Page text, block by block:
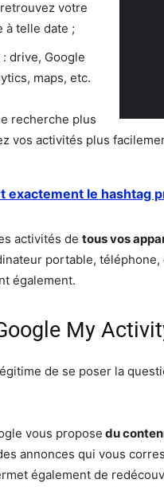
votre
à telle date ;
drive, Google
maps, etc.
recherche plus
vos activités plus
exactement le hashtag
activités de tous vos
portable,
également.
My
de se poser la
vous propose du
annonces qui vous
également de